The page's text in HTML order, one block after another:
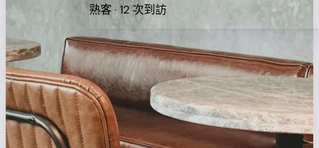
熟客 · 12 次到訪
28日